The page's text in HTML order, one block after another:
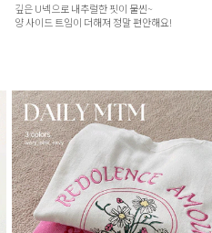
깊은 U넥으로 내추럴한 핏이 물씬~
양 사이드 트임이 더해져 정말 편안해요!